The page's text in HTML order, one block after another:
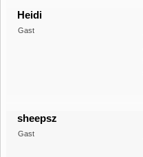
Heidi
Gast
sheepsz
Gast